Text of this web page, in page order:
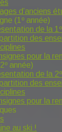
d’anciens
(1º année)
de la
des
pour la
année)
de la
des
pour la
au ski !